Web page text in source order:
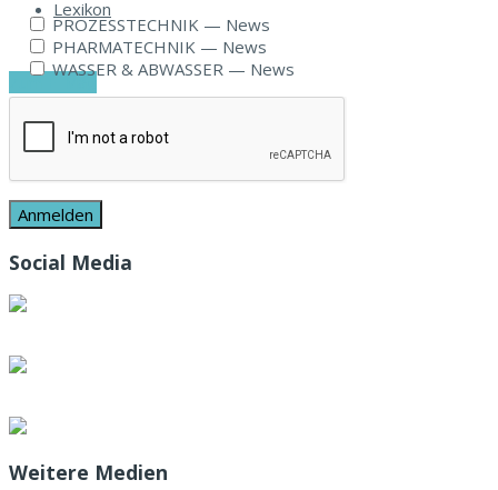
Lexikon
Zum E-Mag
PROZESSTECHNIK — News
PHARMATECHNIK — News
WASSER & ABWASSER — News
Social Media
Weitere Medien